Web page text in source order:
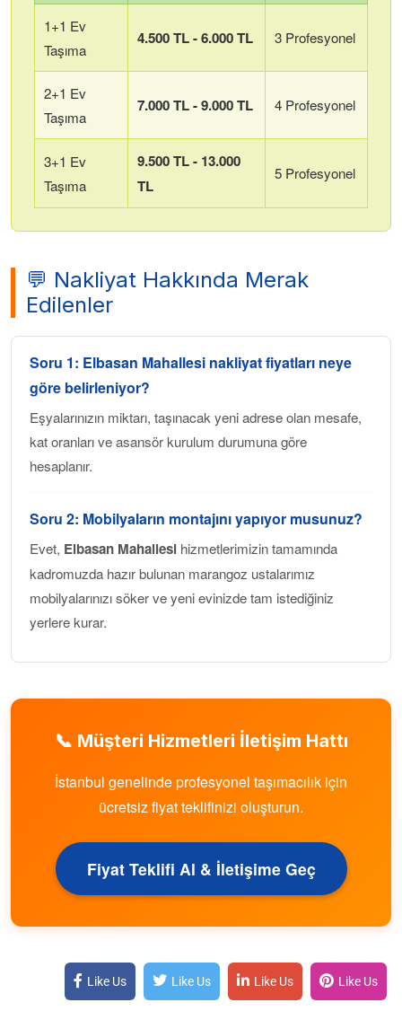
1+1 Ev
Taşıma
4.500 TL - 6.000 TL 3 Profesyonel
2+1 Ev
Taşıma
7.000 TL - 9.000 TL 4 Profesyonel
3+1 Ev
Taşıma
9.500 TL - 13.000
TL
5 Profesyonel
💬 Nakliyat Hakkında Merak
Edilenler
Soru 1: Elbasan Mahallesi nakliyat fiyatları neye
göre belirleniyor?
Eşyalarınızın miktarı, taşınacak yeni adrese olan mesafe,
kat oranları ve asansör kurulum durumuna göre
hesaplanır.
Soru 2: Mobilyaların montajını yapıyor musunuz?
Evet, Elbasan Mahallesi hizmetlerimizin tamamında
kadromuzda hazır bulunan marangoz ustalarımız
mobilyalarınızı söker ve yeni evinizde tam istediğiniz
yerlere kurar.
📞 Müşteri Hizmetleri İletişim Hattı
İstanbul genelinde profesyonel taşımacılık için
ücretsiz fiyat teklifinizi oluşturun.
Fiyat Teklifi Al & İletişime Geç
Like Us Like Us Like Us Like Us